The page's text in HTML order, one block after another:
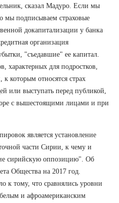
сказал Мадуро. Если мы
мы подписываем страховые
докапитализации у банка
организация
"съедавшие" ее капитал.
характерных для подростков,
которым относятся страх
или выступать перед публикой,
с вышестоящими лицами и при
является установление
части Сирии, к чему и
сирийскую оппозицию". Об
Общества на 2017 год.
к тому, что сравнялись уровни
и афроамериканским